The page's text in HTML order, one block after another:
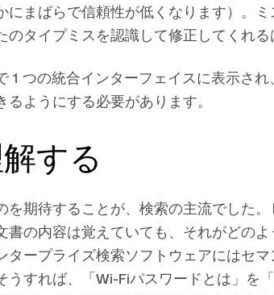
にまばらで信頼性が低くなります）。
タイプミスを認識して修正してくれる
1 つの統合インターフェイスに表示さ
ようにする必要があります。
する
を期待することが、検索の主流でした
書の内容は覚えていても、それがどの
タープライズ検索ソフトウェアにはセマ
うすれば、「Wi-Fiパスワードとは」を